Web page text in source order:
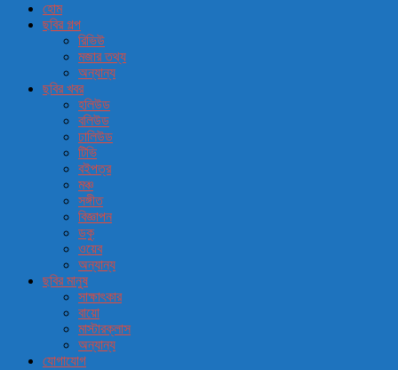
হোম
ছবির গল্প
রিভিউ
মজার তথ্য
অন্যান্য
ছবির খবর
হলিউড
বলিউড
ঢালিউড
টিভি
বইপত্র
মঞ্চ
সঙ্গীত
বিজ্ঞাপন
ডকু
ওয়েব
অন্যান্য
ছবির মানুষ
সাক্ষাৎকার
বায়ো
মাস্টারক্লাস
অন্যান্য
যোগাযোগ